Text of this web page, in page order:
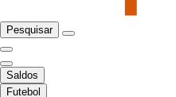
Pesquisar
Saldos
Futebol